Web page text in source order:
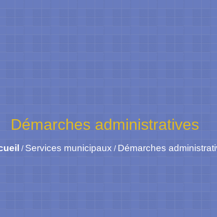
Démarches administratives
/ Services municipaux / Démarches